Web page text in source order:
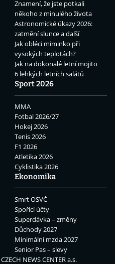
Znamení, že jste potkali
někoho z minulého života
Astronomické úkazy 2026:
zatmění slunce a další
Jak obléci miminko při
vysokých teplotách?
Jak na dokonalé letní mojito
6 lehkých letních salátů
Sport 2026
MMA
Fotbal 2026/27
Hokej 2026
Tenis 2026
F1 2026
Atletika 2026
Cyklistika 2026
Ekonomika
Smrt OSVČ
Spořicí účty
Superdávka – změny
Důchody 2027
Minimální mzda 2027
Senior Pas – slevy
CZECH NEWS CENTER a.s.